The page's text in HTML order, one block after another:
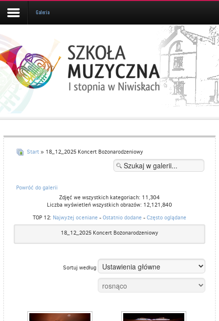
Aktualności
Kalendarz
UCZEŃ/RODZIC
Galeria
SZKOLE
Galeria
Start » 18_12_2025 Koncert Bożonarodzeniowy
Powróć do galerii
Zdjęć we wszystkich kategoriach: 11,304
Liczba wyświetleń wszystkich obrazów: 12,121,840
TOP 12: Najwyżej oceniane - Ostatnio dodane - Często oglądane
18_12_2025 Koncert Bożonarodzeniowy
Sortuj według